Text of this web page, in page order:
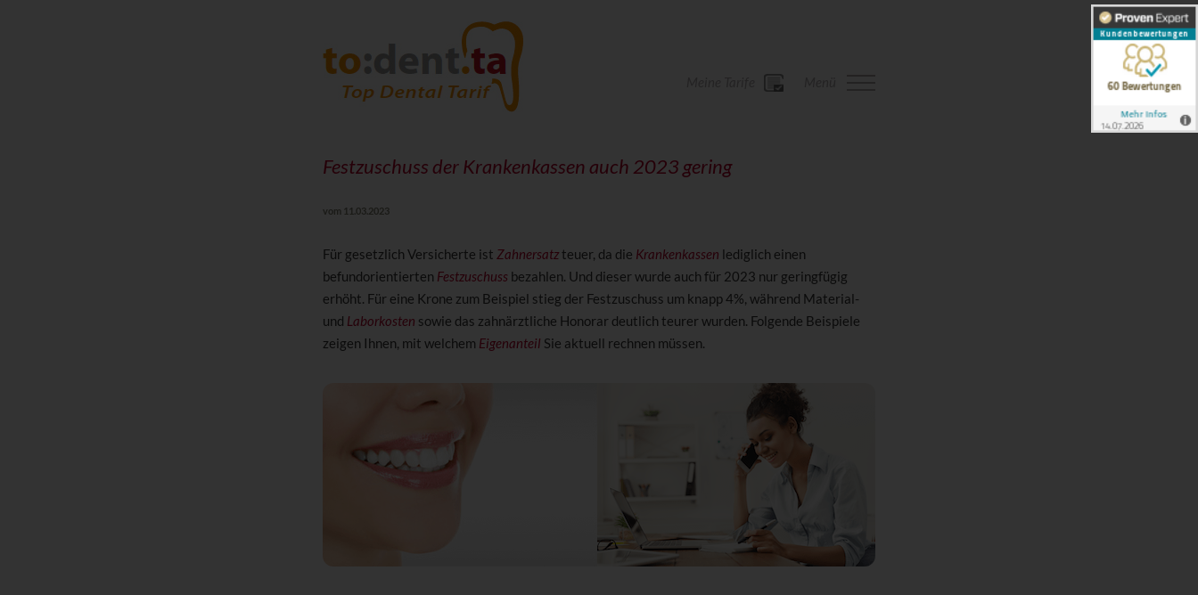
Festzuschuss der Krankenkassen auch 2023 gering
vom 11.03.2023
Für gesetzlich Versicherte ist Zahnersatzteuer, da die Krankenkassen lediglich einen
befundorientierten Festzuschuss bezahlen. Und dieser wurde auch für 2023 nur geringfügig
erhöht. Für eine Krone zum Beispiel stieg der Festzuschuss um knapp 4%, während Material-
und Laborkosten sowie das zahnärztliche Honorar deutlich teurer wurden. Folgende Beispiele
zeigen Ihnen, mit welchem Eigenanteil Sie aktuell rechnen müssen.